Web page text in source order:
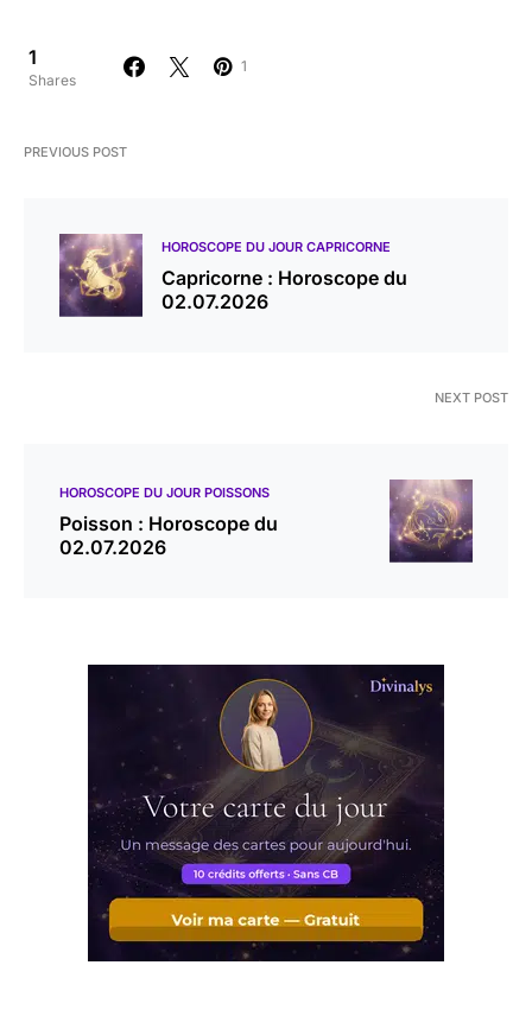
1
Shares
1
PREVIOUS POST
HOROSCOPE DU JOUR CAPRICORNE
Capricorne : Horoscope du
02.07.2026
NEXT POST
HOROSCOPE DU JOUR POISSONS
Poisson : Horoscope du
02.07.2026